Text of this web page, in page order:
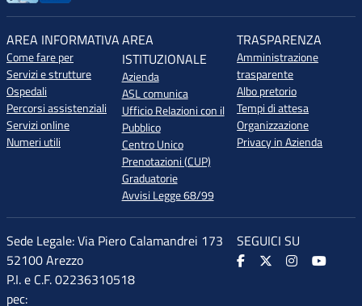
AREA INFORMATIVA
Come fare per
Servizi e strutture
Ospedali
Percorsi assistenziali
Servizi online
Numeri utili
AREA
ISTITUZIONALE
Azienda
ASL comunica
Ufficio Relazioni con il
Pubblico
Centro Unico
Prenotazioni (CUP)
Graduatorie
Avvisi Legge 68/99
TRASPARENZA
Amministrazione
trasparente
Albo pretorio
Tempi di attesa
Organizzazione
Privacy in Azienda
Sede Legale: Via Piero Calamandrei 173
52100 Arezzo
P.I. e C.F. 02236310518
pec:
SEGUICI SU